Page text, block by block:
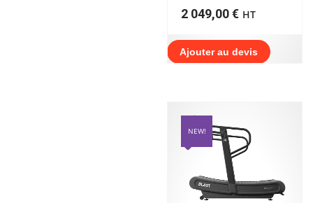
2 049,00€ HT
Ajouter au devis
NEW!